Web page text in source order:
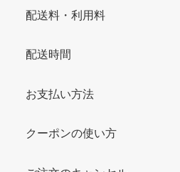
配送料・利用料
配送時間
お支払い方法
クーポンの使い方